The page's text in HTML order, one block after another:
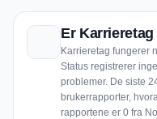
Er
Karrieretag fungerer
Status registrerer
problemer. De siste
brukerrapporter,
rapportene er 0 fra